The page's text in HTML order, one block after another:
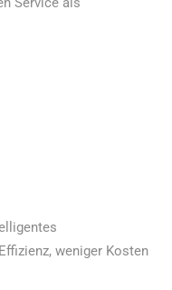
weniger Kosten